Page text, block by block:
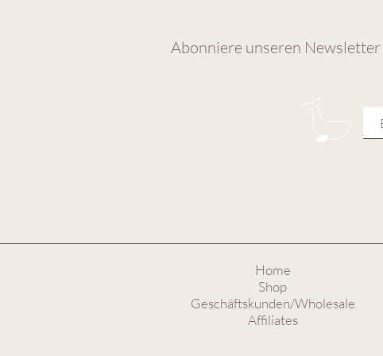
Abonniere unseren
Home
Shop
Geschäftskunden/Wholesale
Affiliates